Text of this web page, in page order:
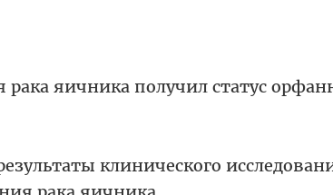
яичника получил статус
клинического